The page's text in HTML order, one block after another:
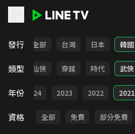
發行 全部 台灣 日本 韓國
類型
療癒 仙俠 穿越 時代 武俠
年份 2024 2023 2022 2021
資格 全部 免費 部分免費